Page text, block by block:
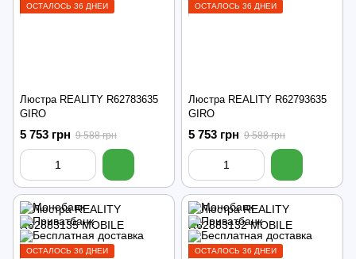
ОСТАЛОСЬ 36 ДНЕЙ
Люстра REALITY R62783635
GIRO
5 753 грн 9 588 грн
ОСТАЛОСЬ 36 ДНЕЙ
Люстра REALITY R62793635
GIRO
5 753 грн 9 588 грн
ОСТАЛОСЬ 36 ДНЕЙ ОСТАЛОСЬ 36 ДНЕЙ